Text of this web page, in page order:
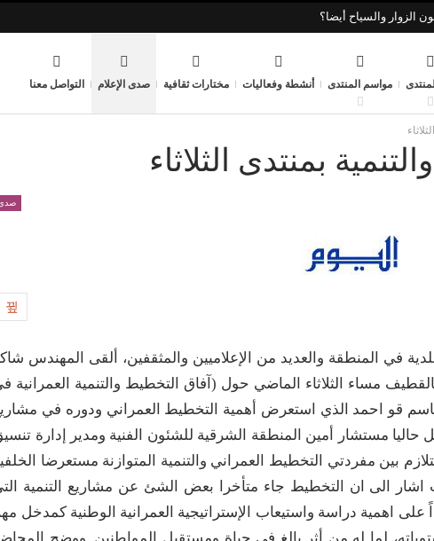
الزوار والسياح أيضا؟
مواسم المنتدى أنشطة وفعاليات مختارات ثقافية صدى الإعلام التواصل معنا
بمنتدى الثلاثاء
صدى
في المنطقة والعديد من الإعلاميين والمثقفين، ألقى المهندس
مساء الثلاثاء الماضي حول (آفاق التخطيط والتنمية العمرانية
قو احمد الذي استعرض أهمية التخطيط العمراني ودوره في
حاليا مستشار أمين المنطقة الشرقية للشئون الفنية ومدير إدارة
بين مفردتي التخطيط العمراني والتنمية المتوازنة مستعرضا
اشار الى ان التخطيط جاء متأخرا بعض الشئ عن مشاريع التنمية
على اهمية دراسة واستيعاب الإستراتيجية العمرانية الوطنية كمدخل